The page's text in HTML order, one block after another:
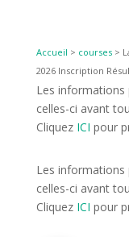
Accueil > courses>
2026 Inscription
Les informations
celles-ci avant
Cliquez ICI pour
Les informations
celles-ci avant
Cliquez ICI pour